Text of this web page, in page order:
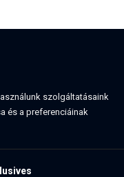
szolgáltatásaink
és a preferenciáinak